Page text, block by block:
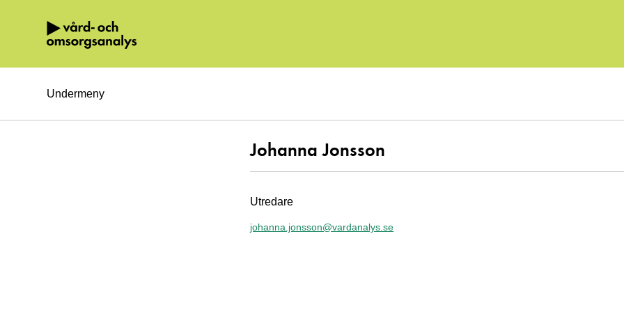
Hoppa direkt till innehållet.
Undermeny
Johanna Jonsson
Utredare
johanna.jonsson@vardanalys.se